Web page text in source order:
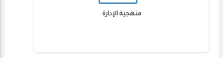
منهجية الإدارة